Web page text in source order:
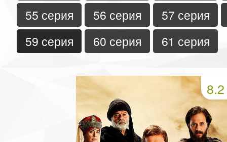
55 серия
56 серия
57 серия
59 серия
60 серия 61 серия
8.2